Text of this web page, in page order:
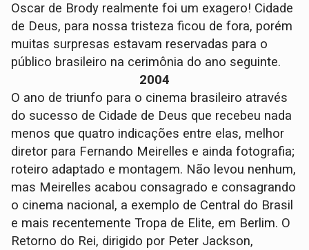
Oscar de Brody realmente foi um exagero! Cidade
de Deus, para nossa tristeza ficou de fora, porém
muitas surpresas estavam reservadas para o
público brasileiro na cerimônia do ano seguinte.
2004
O ano de triunfo para o cinema brasileiro através
do sucesso de Cidade de Deus que recebeu nada
menos que quatro indicações entre elas, melhor
diretor para Fernando Meirelles e ainda fotografia;
roteiro adaptado e montagem. Não levou nenhum,
mas Meirelles acabou consagrado e consagrando
o cinema nacional, a exemplo de Central do Brasil
e mais recentemente Tropa de Elite, em Berlim. O
Retorno do Rei, dirigido por Peter Jackson,